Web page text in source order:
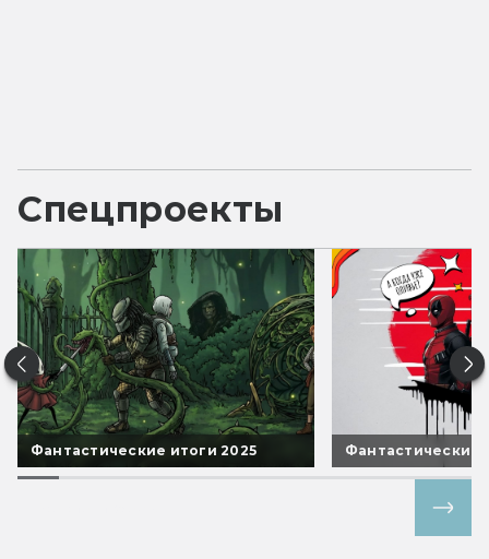
Спецпроекты
Фантастические итоги 2025 Фантастические